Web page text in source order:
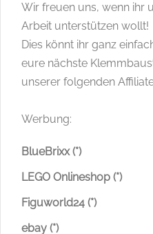
Wir freuen uns, wenn ihr
Arbeit unterstützen wollt!
Dies könnt ihr ganz
eure nächste
unserer folgenden
Werbung:
BlueBrixx (*)
LEGO Onlineshop (*)
Figuworld24 (*)
ebay (*)